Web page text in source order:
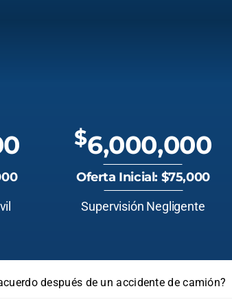
$6,000,000
Oferta Inicial: $75,000
Supervisión Negligente
después de un accidente de camión?